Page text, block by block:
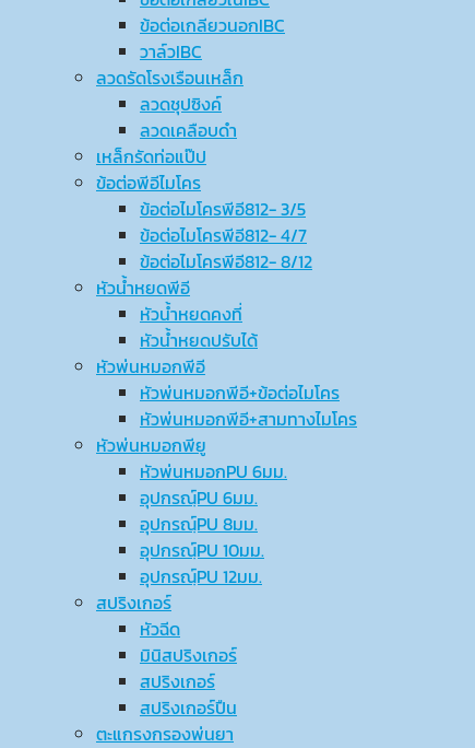
ข้อต่อเกลียวนอกIBC
วาล์วIBC
ลวดรัดโรงเรือนเหล็ก
ลวดชุปซิงค์
ลวดเคลือบดำ
เหล็กรัดท่อแป๊ป
ข้อต่อพีอีไมโคร
ข้อต่อไมโครพีอี812- 3/5
ข้อต่อไมโครพีอี812- 4/7
ข้อต่อไมโครพีอี812- 8/12
หัวน้ำหยดพีอี
หัวน้ำหยดคงที่
หัวน้ำหยดปรับได้
หัวพ่นหมอกพีอี
หัวพ่นหมอกพีอี+ข้อต่อไมโคร
หัวพ่นหมอกพีอี+สามทางไมโคร
หัวพ่นหมอกพียู
หัวพ่นหมอกPU 6มม.
อุปกรณ์ฺPU 6มม.
อุปกรณ์ฺPU 8มม.
อุปกรณ์ฺPU 10มม.
อุปกรณ์ฺPU 12มม.
สปริงเกอร์
หัวฉีด
มินิสปริงเกอร์
สปริงเกอร์
สปริงเกอร์ปืน
ตะแกรงกรองพ่นยา